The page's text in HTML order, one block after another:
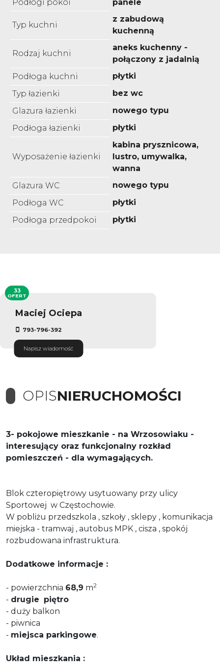
Podłogi pokoi panele
Typ kuchni
z zabudową
kuchenną
Rodzaj kuchni
aneks kuchenny -
połączony z jadalnią
Podłoga kuchni
płytki
Typ łazienki
bez wc
Glazura łazienki
nowego typu
Podłoga łazienki
płytki
Wyposażenie łazienki
kabina prysznicowa,
lustro, umywalka,
wanna
Glazura WC
nowego typu
Podłoga WC
płytki
Podłoga przedpokoi
płytki
Maciej Ociepa
793-796-392
Napisz wiadomość
33
OFERT
OPISNIERUCHOMOŚCI
3- pokojowe mieszkanie - na Wrzosowiaku -
interesujący oraz funkcjonalny rozkład
pomieszczeń - dla wymagających.
Blok czteropiętrowy usytuowany przy ulicy
Sportowej w Częstochowie.
W pobliżu przedszkola , szkoły , sklepy , komunikacja
miejska - tramwaj , autobus MPK , cisza , spokój
rozbudowana infrastruktura.
Dodatkowe informacje :
- powierzchnia 68,9 m2
- drugie piętro
- duży balkon
- piwnica
- miejsca parkingowe.
Układ mieszkania :